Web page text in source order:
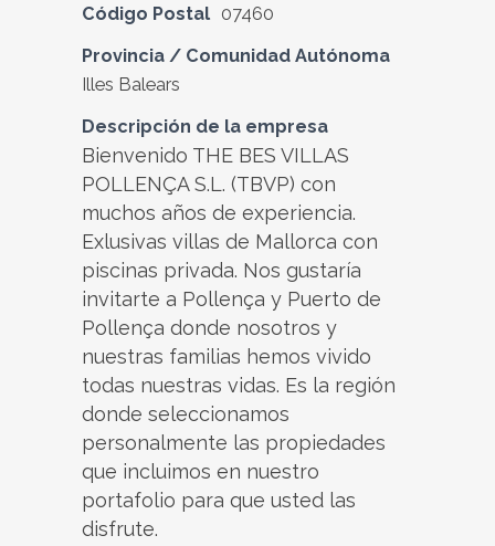
Código Postal 07460
Provincia / Comunidad Autónoma
Illes Balears
Descripción de la empresa
Bienvenido THE BES VILLAS
POLLENÇA S.L. (TBVP) con
muchos años de experiencia.
Exlusivas villas de Mallorca con
piscinas privada. Nos gustaría
invitarte a Pollença y Puerto de
Pollença donde nosotros y
nuestras familias hemos vivido
todas nuestras vidas. Es la región
donde seleccionamos
personalmente las propiedades
que incluimos en nuestro
portafolio para que usted las
disfrute.